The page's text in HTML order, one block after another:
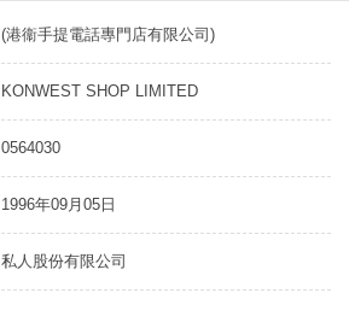
(港衞手提電話專門店有限公司)
KONWEST SHOP LIMITED
0564030
1996年09月05日
私人股份有限公司